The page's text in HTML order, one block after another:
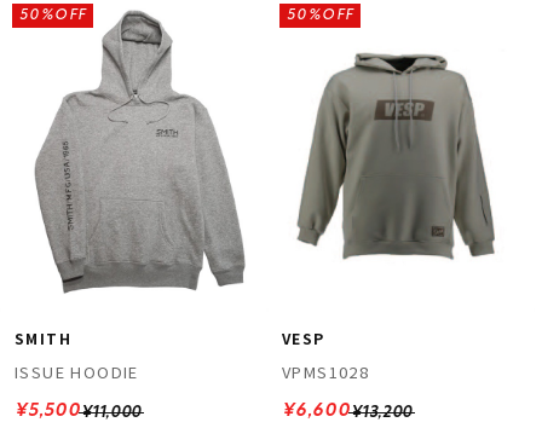
SMITH
ISSUE HOODIE
¥11,000
50%OFF
¥5,500
VESP
VPMS1028
¥13,200
50%OFF
¥6,600